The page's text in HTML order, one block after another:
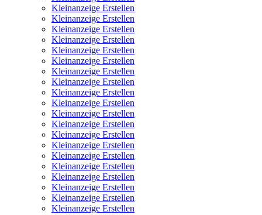
Kleinanzeige Erstellen
Kleinanzeige Erstellen
Kleinanzeige Erstellen
Kleinanzeige Erstellen
Kleinanzeige Erstellen
Kleinanzeige Erstellen
Kleinanzeige Erstellen
Kleinanzeige Erstellen
Kleinanzeige Erstellen
Kleinanzeige Erstellen
Kleinanzeige Erstellen
Kleinanzeige Erstellen
Kleinanzeige Erstellen
Kleinanzeige Erstellen
Kleinanzeige Erstellen
Kleinanzeige Erstellen
Kleinanzeige Erstellen
Kleinanzeige Erstellen
Kleinanzeige Erstellen
Kleinanzeige Erstellen